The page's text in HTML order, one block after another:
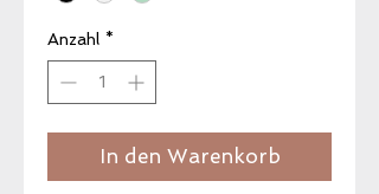
Anzahl *
In den Warenkorb